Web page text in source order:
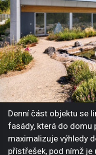
Denní část objektu se
fasády, která do domu
maximalizuje výhledy
přístřešek, pod nímž